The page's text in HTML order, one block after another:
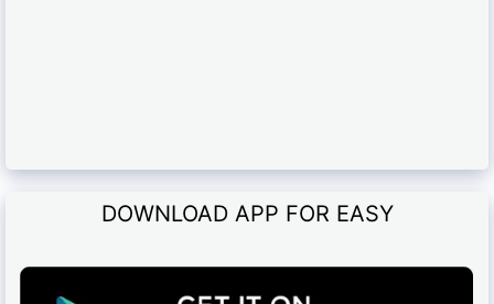
DOWNLOAD APP FOR EASY